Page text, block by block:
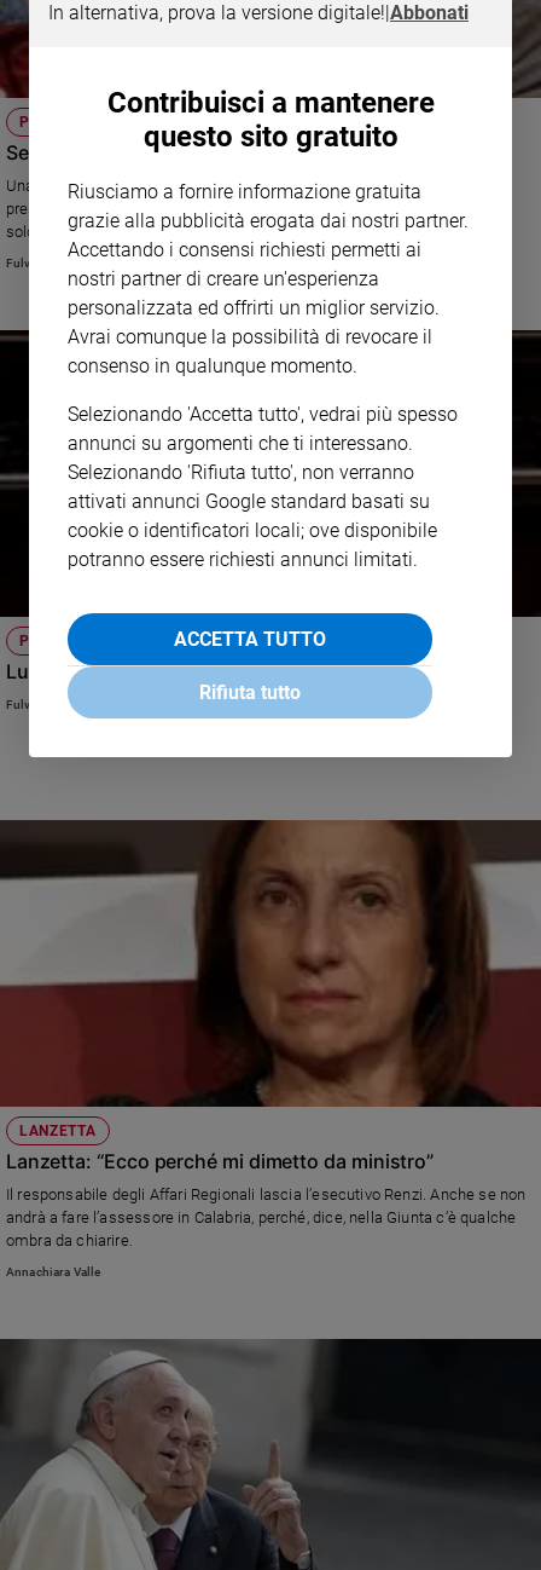
POLEMICHE
Se la Jolie pianta in asso l'Ong
Una consulenza da 150 mila euro, l'attrice si infuria e lascia Halo Trust,
prestigiosa organizzazione inglese che ripulisce i campi minati. Troppi
soldi per un intento umanitario?
Fulvio Scaglione
POLEMICHE
Lupi fuori, gli altri dentro. Perché?
Fulvio Scaglione
LANZETTA
Lanzetta: “Ecco perché mi dimetto da ministro”
Il responsabile degli Affari Regionali lascia l’esecutivo Renzi. Anche se non
andrà a fare l’assessore in Calabria, perché, dice, nella Giunta c’è qualche
ombra da chiarire.
Annachiara Valle
In alternativa, prova la versione digitale!|Abbonati
Contribuisci a mantenere
questo sito gratuito
Riusciamo a fornire informazione gratuita
grazie alla pubblicità erogata dai nostri partner.
Accettando i consensi richiesti permetti ai
nostri partner di creare un'esperienza
personalizzata ed offrirti un miglior servizio.
Avrai comunque la possibilità di revocare il
consenso in qualunque momento.
Selezionando 'Accetta tutto', vedrai più spesso
annunci su argomenti che ti interessano.
Selezionando 'Rifiuta tutto', non verranno
attivati annunci Google standard basati su
cookie o identificatori locali; ove disponibile
potranno essere richiesti annunci limitati.
ACCETTA TUTTO
Rifiuta tutto